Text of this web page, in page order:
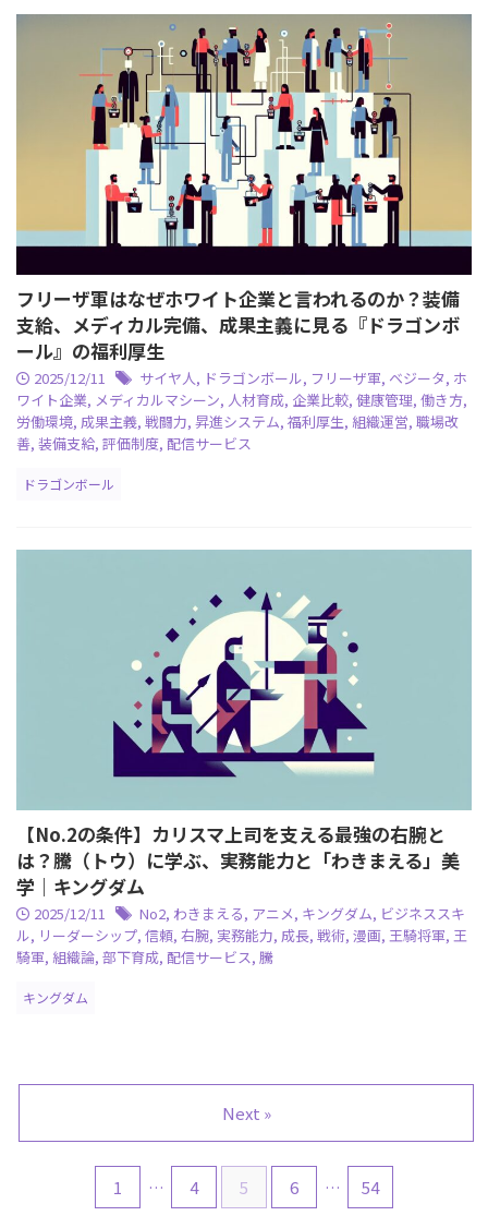
フリーザ軍はなぜホワイト企業と言われるのか？装備
支給、メディカル完備、成果主義に見る『ドラゴンボ
ール』の福利厚生
2025/12/11 サイヤ人, ドラゴンボール, フリーザ軍, ベジータ, ホ
ワイト企業, メディカルマシーン, 人材育成, 企業比較, 健康管理, 働き方,
労働環境, 成果主義, 戦闘力, 昇進システム, 福利厚生, 組織運営, 職場改
善, 装備支給, 評価制度, 配信サービス
ドラゴンボール
【No.2の条件】カリスマ上司を支える最強の右腕と
は？騰（トウ）に学ぶ、実務能力と「わきまえる」美
学｜キングダム
2025/12/11 No2, わきまえる, アニメ, キングダム, ビジネススキ
ル, リーダーシップ, 信頼, 右腕, 実務能力, 成長, 戦術, 漫画, 王騎将軍, 王
騎軍, 組織論, 部下育成, 配信サービス, 騰
キングダム
1 … 4 5 6 … 54
Next »